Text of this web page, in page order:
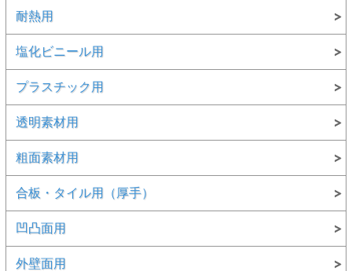
耐熱用
塩化ビニール用
プラスチック用
透明素材用
粗面素材用
合板・タイル用（厚手）
凹凸面用
外壁面用